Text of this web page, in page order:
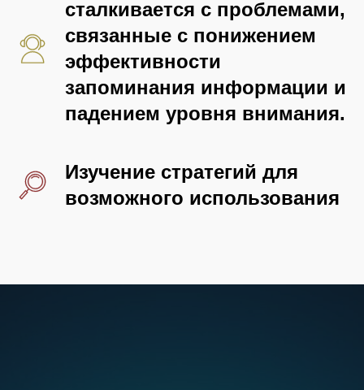
сталкивается с проблемами,
связанные с понижением
эффективности
запоминания информации и
падением уровня внимания.
Изучение стратегий для
возможного использования